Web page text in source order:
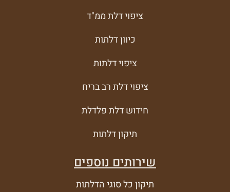
ציפוי דלת ממ"ד
כיוון דלתות
ציפוי דלתות
ציפוי דלת רב בריח
חידוש דלת פלדלת
תיקון דלתות
שירותים נוספים
תיקון כל סוגי הדלתות